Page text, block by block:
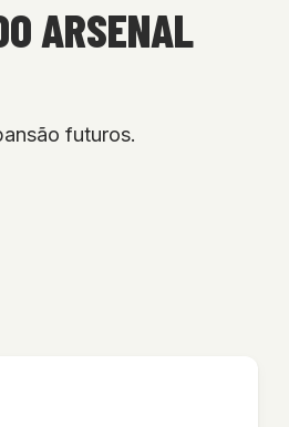
ARSENAL
futuros.